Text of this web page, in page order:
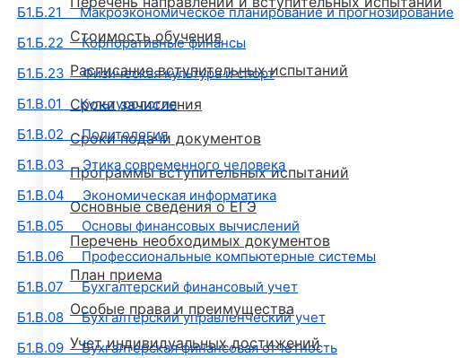
Стоимость обучения
Расписание вступительных испытаний
Сроки зачисления
Сроки подачи документов
Программы вступительных испытаний
Основные сведения о ЕГЭ
Перечень необходимых документов
План приема
Особые права и преимущества
Учет индивидуальных достижений
Б1.Б.21 Макроэкономическое планирование и прогнозирование
Б1.Б.22 Корпоративные финансы
Б1.Б.23 Физическая культура и спорт
Б1.В.01 Культурология
Б1.В.02 Политология
Б1.В.03 Этика современного человека
Б1.В.04 Экономическая информатика
Б1.В.05 Основы финансовых вычислений
Б1.В.06 Профессиональные компьютерные системы
Б1.В.07 Бухгалтерский финансовый учет
Б1.В.08 Бухгалтерский управленческий учет
Б1.В.09 Бухгалтерская финансовая отчетность